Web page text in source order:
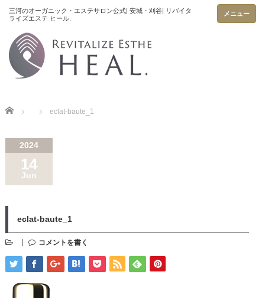
メニュー
Home eclat-baute_1
2024
14
Jun
eclat-baute_1
コメントを書く